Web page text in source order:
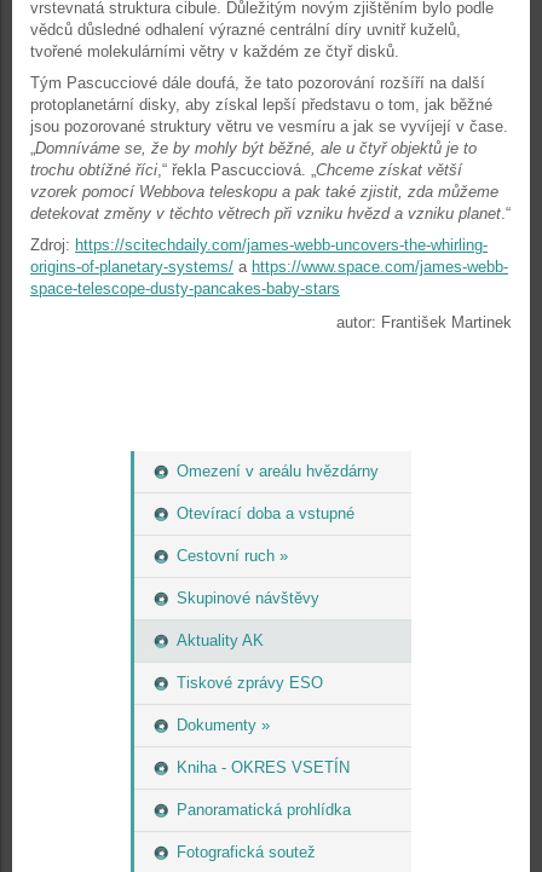
Omezení v areálu hvězdárny
Otevírací doba a vstupné
Cestovní ruch »
Skupinové návštěvy
Aktuality AK
Tiskové zprávy ESO
Dokumenty »
Kniha - OKRES VSETÍN
Panoramatická prohlídka
Fotografická soutež
vrstevnatá struktura cibule. Důležitým novým zjištěním bylo podle
vědců důsledné odhalení výrazné centrální díry uvnitř kuželů,
tvořené molekulárními větry v každém ze čtyř disků.
Tým Pascucciové dále doufá, že tato pozorování rozšíří na další
protoplanetární disky, aby získal lepší představu o tom, jak běžné
jsou pozorované struktury větru ve vesmíru a jak se vyvíjejí v čase.
Domníváme se, že by mohly být běžné, ale u čtyř objektů je to
trochu obtížné říci ,“ řekla Pascucciová. „ Chceme získat větší
vzorek pomocí Webbova teleskopu a pak také zjistit, zda můžeme
detekovat změny v těchto větrech při vzniku hvězd a vzniku planet .“
Zdroj: https://scitechdaily.com/james-webb-uncovers-the-whirling-
origins-of-planetary-systems/ a https://www.space.com/james-webb-
space-telescope-dusty-pancakes-baby-stars
autor: František Martinek